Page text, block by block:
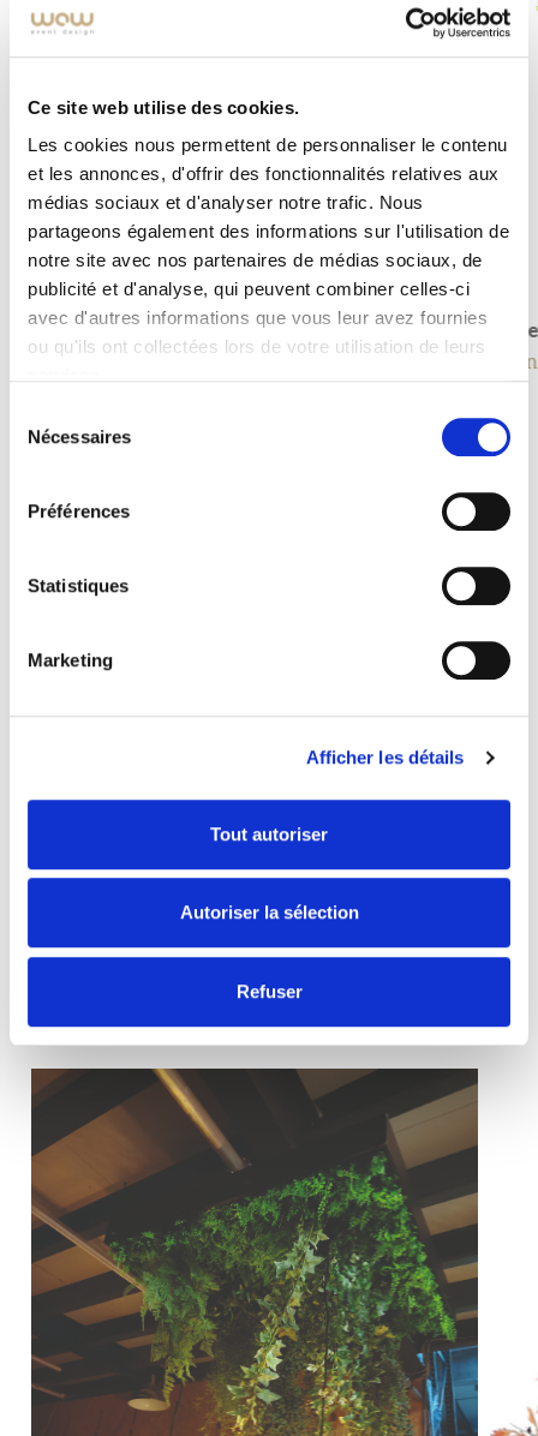
Ce site web utilise des cookies.
Les cookies nous permettent de personnaliser le contenu
et les annonces, d'offrir des fonctionnalités relatives aux
médias sociaux et d'analyser notre trafic. Nous
partageons également des informations sur l'utilisation de
notre site avec nos partenaires de médias sociaux, de
publicité et d'analyse, qui peuvent combiner celles-ci
avec d'autres informations que vous leur avez fournies
ou qu'ils ont collectées lors de votre utilisation de leurs
Nécessaires
Préférences
Statistiques
Marketing
Afficher les détails
Tout autoriser
Autoriser la sélection
Refuser
Bamboo 200
Pflanzen und Bäume
Oft gesucht mit
Gewinnbringende Kombos